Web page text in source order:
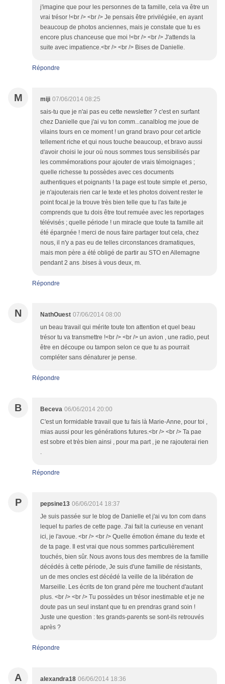
j'imagine que pour les personnes de ta famille, cela va être un
vrai trésor !<br /> <br /> Je pensais être privilégiée, en ayant
beaucoup de photos anciennes, mais je constate que tu es
encore plus chanceuse que moi !<br /> <br /> J'attends la
suite avec impatience.<br /> <br /> Bises de Danielle.
Répondre
M miji 07/06/2014 08:25
sais-tu que je n'ai pas eu cette newsletter ? c'est en surfant
chez Danielle que j'ai vu ton comm...canalblog me joue de
vilains tours en ce moment ! un grand bravo pour cet article
tellement riche et qui nous touche beaucoup, et bravo aussi
d'avoir choisi le jour où nous sommes tous sensibilisés par
les commémorations pour ajouter de vrais témoignages ;
quelle richesse tu possèdes avec ces documents
authentiques et poignants ! ta page est toute simple et ,perso,
je n'ajouterais rien car le texte et les photos doivent rester le
point focal.je la trouve très bien telle que tu l'as faite.je
comprends que tu dois être tout remuée avec les reportages
télévisés ; quelle période ! un miracle que toute ta famille ait
été épargnée ! merci de nous faire partager tout cela, chez
nous, il n'y a pas eu de telles circonstances dramatiques,
mais mon père a été obligé de partir au STO en Allemagne
pendant 2 ans .bises à vous deux, m.
Répondre
N NathOuest 07/06/2014 08:00
un beau travail qui mérite toute ton attention et quel beau
trésor tu va transmettre !<br /> <br /> un avion , une radio, peut
être en découpe ou tampon selon ce que tu as pourrait
compléter sans dénaturer je pense.
Répondre
B Beceva 06/06/2014 20:00
C'est un formidable travail que tu fais là Marie-Anne, pour toi ,
mias aussi pour les générations futures.<br /> <br /> Ta pae
est sobre et très bien ainsi , pour ma part , je ne rajouterai rien
.
Répondre
P pepsine13 06/06/2014 18:37
Je suis passée sur le blog de Danielle et j'ai vu ton com dans
lequel tu parles de cette page. J'ai fait la curieuse en venant
ici, je l'avoue. <br /> <br /> Quelle émotion émane du texte et
de ta page. Il est vrai que nous sommes particulièrement
touchés, bien sûr. Nous avons tous des membres de la famille
décédés à cette période, Je suis d'une famille de résistants,
un de mes oncles est décédé la veille de la libération de
Marseille. Les écrits de ton grand père me touchent d'autant
plus. <br /> <br /> Tu possèdes un trésor inestimable et je ne
doute pas un seul instant que tu en prendras grand soin !
Juste une question : tes grands-parents se sont-ils retrouvés
après ?
Répondre
A alexandra18 06/06/2014 18:36